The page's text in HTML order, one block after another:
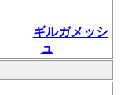
ギルガメッシ
ュ